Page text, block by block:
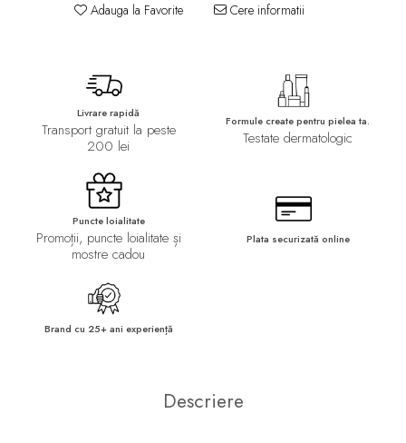
Adauga la Favorite Cere informatii
Livrare rapidă
Transport gratuit la peste
200 lei
Formule create pentru pielea ta.
Testate dermatologic
Puncte loialitate
Promoții, puncte loialitate și
mostre cadou
Plata securizată online
Brand cu 25+ ani experiență
Descriere